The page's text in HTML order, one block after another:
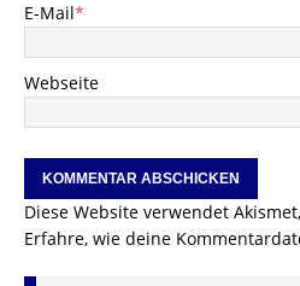
E-Mail*
Webseite
Diese Website verwendet
Erfahre, wie deine